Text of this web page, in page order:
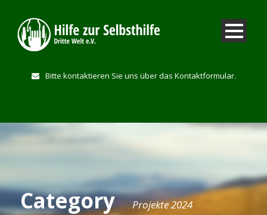
Bitte kontaktieren Sie uns über das Kontaktformular.
Category Projekte 2024